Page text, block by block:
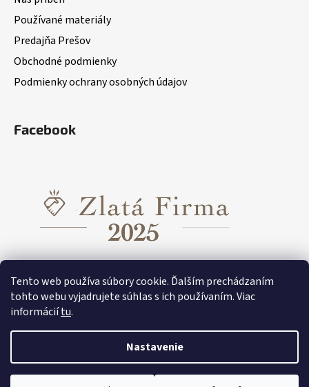
Tento web používa súbory cookie. Ďalším prechádzaním
tohto webu vyjadrujete súhlas s ich používaním. Viac
informáciítu.
Nastavenie
Používané materiály
Predajňa Prešov
Obchodné podmienky
Podmienky ochrany osobných údajov
Facebook
Funkčné oblečenie pre chlapcov
Funkčné oblečenie Tecnostretch